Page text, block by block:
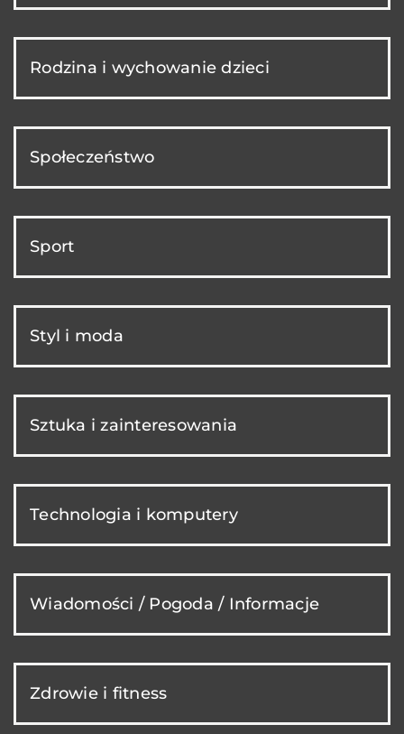
Rodzina i wychowanie dzieci
Społeczeństwo
Sport
Styl i moda
Sztuka i zainteresowania
Technologia i komputery
Wiadomości / Pogoda / Informacje
Zdrowie i fitness